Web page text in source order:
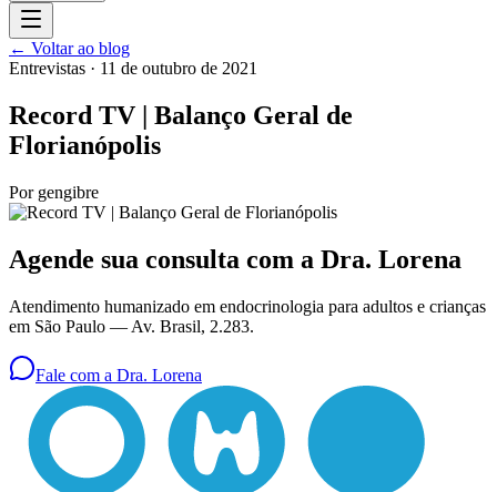
← Voltar ao blog
Entrevistas · 11 de outubro de 2021
Record TV | Balanço Geral de
Florianópolis
Por gengibre
Agende sua consulta com a Dra. Lorena
Atendimento humanizado em endocrinologia para adultos e crianças
em São Paulo — Av. Brasil, 2.283.
Fale com a Dra. Lorena